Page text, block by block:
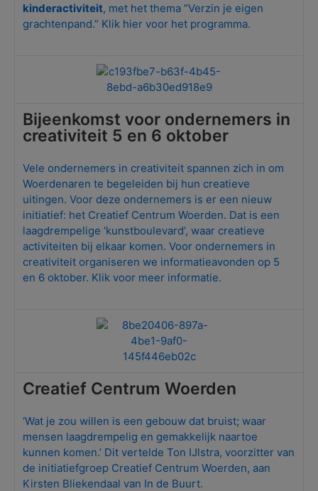
kinderactiviteit, met het thema “Verzin je eigen
grachtenpand.” Klik hier voor het programma.
Bijeenkomst voor ondernemers in
creativiteit 5 en 6 oktober
Vele ondernemers in creativiteit spannen zich in om
Woerdenaren te begeleiden bij hun creatieve
uitingen. Voor deze ondernemers is er een nieuw
initiatief: het Creatief Centrum Woerden. Dat is een
laagdrempelige ‘kunstboulevard’, waar creatieve
activiteiten bij elkaar komen. Voor ondernemers in
creativiteit organiseren we informatieavonden op 5
en 6 oktober. Klik voor meer informatie.
Creatief Centrum Woerden
‘Wat je zou willen is een gebouw dat bruist; waar
mensen laagdrempelig en gemakkelijk naartoe
kunnen komen.’ Dit vertelde Ton IJlstra, voorzitter van
de initiatiefgroep Creatief Centrum Woerden, aan
Kirsten Bliekendaal van In de Buurt.